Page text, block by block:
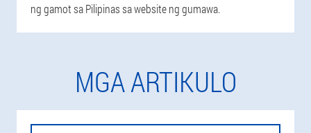
ng gamot sa Pilipinas sa website ng gumawa.
MGA ARTIKULO